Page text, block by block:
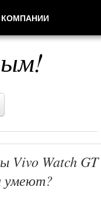
Vivo Watch GT
умеют?
КОМПАНИИ